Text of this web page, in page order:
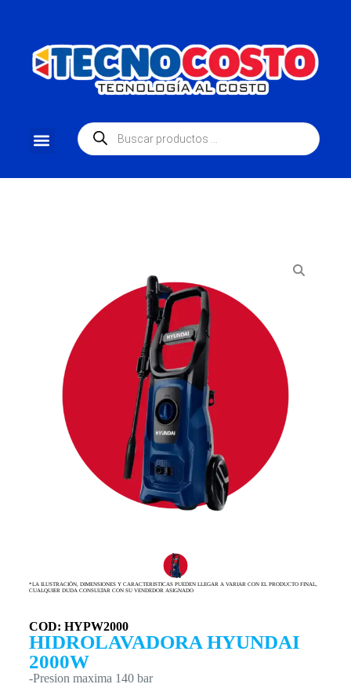
*LA ILUSTRACIÓN, DIMENSIONES Y CARACTERISTICAS PUEDEN LLEGAR A VARIAR CON EL PRODUCTO FINAL,
CUALQUIER DUDA CONSULTAR CON SU VENDEDOR ASIGNADO
COD: HYPW2000
HIDROLAVADORA HYUNDAI
2000W
-Presion maxima 140 bar